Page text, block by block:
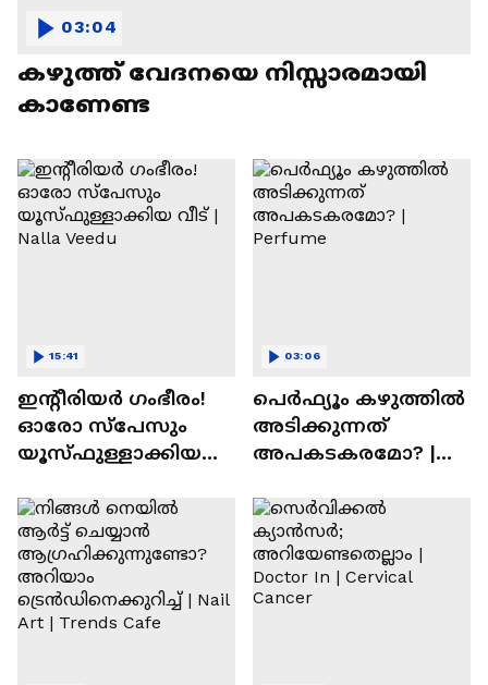
കഴുത്ത് വേദനയെ നിസ്സാരമായി
കാണേണ്ട
03:04
ഇന്റീരിയർ ഗംഭീരം!
ഓരോ സ്‌പേസും
യൂസ്ഫുള്ളാക്കിയ
15:41
പെർഫ്യൂം കഴുത്തിൽ
അടിക്കുന്നത്
അപകടകരമോ? |
03:06